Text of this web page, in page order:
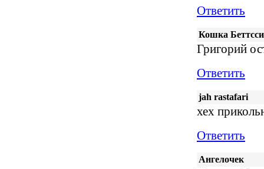
Ответить
Кошка Беттсси
Григорий
Ответить
jah rastafari
хех
Ответить
Ангелочек